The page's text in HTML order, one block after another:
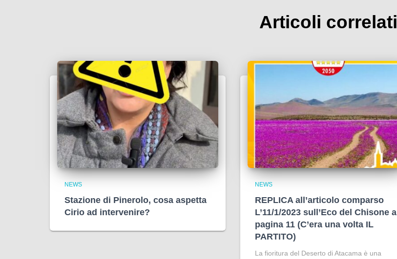
Articoli correlati
NEWS
Stazione di Pinerolo, cosa aspetta
Cirio ad intervenire?
NEWS
REPLICA all’articolo comparso
L’11/1/2023 sull’Eco del Chisone a
pagina 11 (C’era una volta IL
PARTITO)
La fioritura del Deserto di Atacama è una